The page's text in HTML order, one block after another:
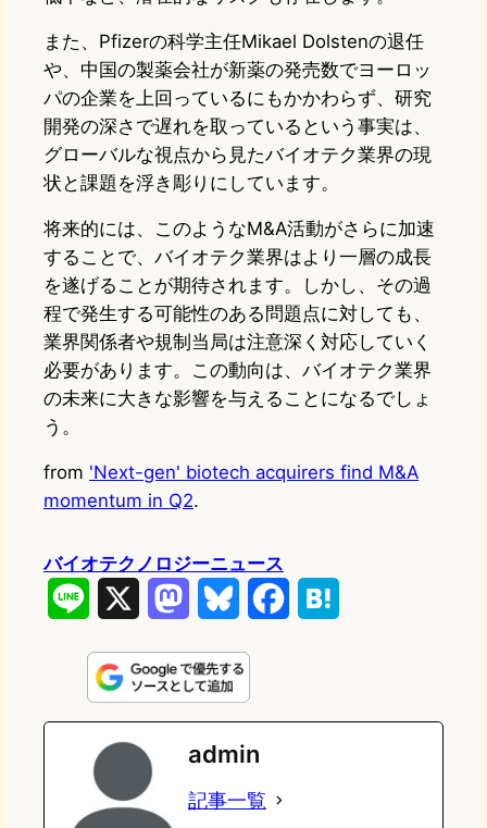
また、Pfizerの科学主任Mikael Dolstenの退任
や、中国の製薬会社が新薬の発売数でヨーロッ
パの企業を上回っているにもかかわらず、研究
開発の深さで遅れを取っているという事実は、
グローバルな視点から見たバイオテク業界の現
状と課題を浮き彫りにしています。
将来的には、このようなM&A活動がさらに加速
することで、バイオテク業界はより一層の成長
を遂げることが期待されます。しかし、その過
程で発生する可能性のある問題点に対しても、
業界関係者や規制当局は注意深く対応していく
必要があります。この動向は、バイオテク業界
の未来に大きな影響を与えることになるでしょ
う。
from 'Next-gen' biotech acquirers find M&A
momentum in Q2.
バイオテクノロジーニュース
n
e
s
t
o
d
u
e
s
k
e
e
admin
記事一覧